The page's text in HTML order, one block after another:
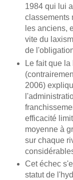
1984 qui lui
classements
les anciens,
vite du
de
Le fait que
2006)
efficacité
moyenne à
sur chaque
Cet échec
statut de